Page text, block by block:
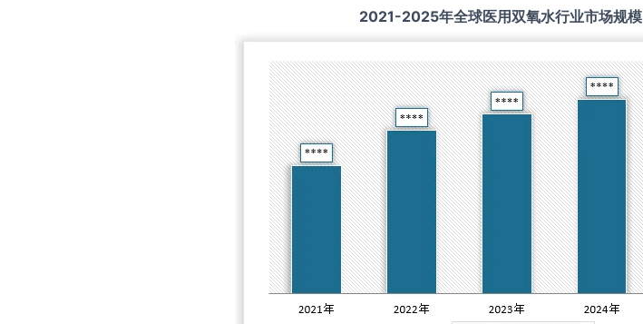
2021-2025年全球医用双氧水行业市场规模